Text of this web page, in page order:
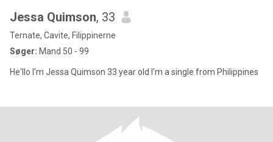
Jessa Quimson, 33
Ternate, Cavite, Filippinerne
Søger: Mand 50 - 99
He'llo I'm Jessa Quimson 33 year old I'm a single from Philippines